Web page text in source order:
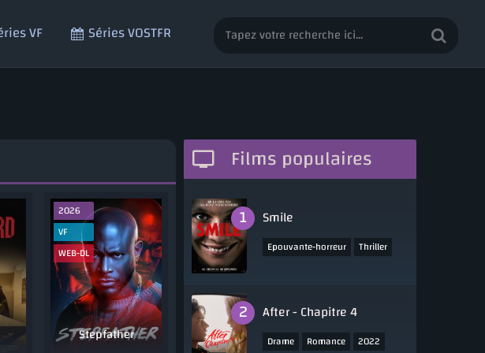
VF Séries VOSTFR
Stepfather
2026
VF
WEB-DL
Films populaires
Smile
Epouvante-horreur Thriller
After - Chapitre 4
Drame Romance 2022